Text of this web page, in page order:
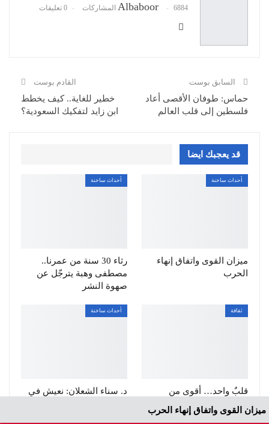
Albaboor 6884 المشاركات 0 تعليقات
السابق بوست
حماس: طوفان الأقصى أعاد
فلسطين إلى قلب العالم
القادم بوست
خطير للغاية.. كيف يخطط
ابن زايد لتفكيك السعودية؟
قد يعجبك ايضا
أحداث ساخنة
ميزان القوى واتفاق إنهاء
الحرب
أحداث ساخنة
رثاء 30 سنة من عمرنا..
مصطفى وهبة يترجّل عن
صهوة النشر
ثقافة
قلبٌ واحد… أقوى من
أحداث ساخنة
د. سناء الشعلان: نعيش في
ميزان القوى واتفاق إنهاء الحرب